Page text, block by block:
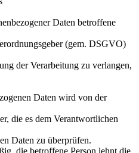
Daten betroffene
(gem. DSGVO)
der Verarbeitung zu verlangen,
Daten wird von der
die es dem Verantwortlichen
Daten zu überprüfen.
die betroffene Person lehnt die